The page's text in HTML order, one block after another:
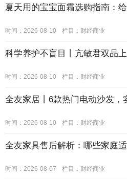
夏天用的宝宝面霜选购指南：
时间：2026-08-10 栏目： 财经商业
科学养护不盲目丨亢敏君双品
时间：2026-08-10 栏目： 财经商业
全友家居丨6款热门电动沙发，
时间：2026-08-10 栏目： 财经商业
全友家具售后解析：哪些家庭
时间：2026-08-07 栏目： 财经商业